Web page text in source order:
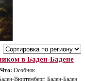
в Баден-Бадене
Что: Особняк
Вюртемберг, Баден-Баден